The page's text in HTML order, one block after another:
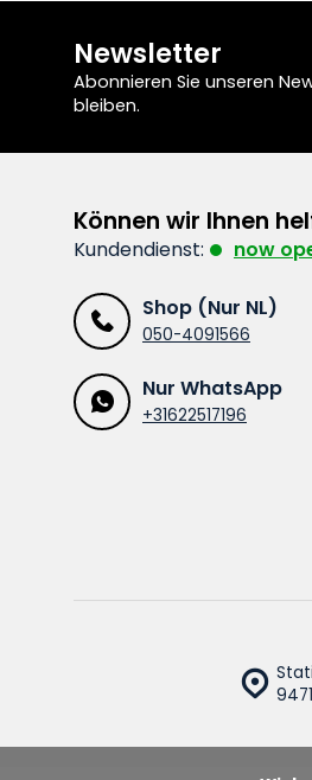
Newsletter
Abonnieren Sie unseren
bleiben.
Können wir Ihnen
Kundendienst: now
Shop (Nur NL)
050-4091566
Nur WhatsApp
+31622517196